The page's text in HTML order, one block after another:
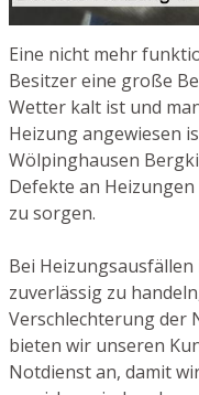
Eine nicht mehr
Besitzer eine große
Wetter kalt ist und
Heizung angewiesen
Wölpinghausen
Defekte an
zu sorgen.
Bei
zuverlässig zu
Verschlechterung der
bieten wir unseren
Notdienst an, damit